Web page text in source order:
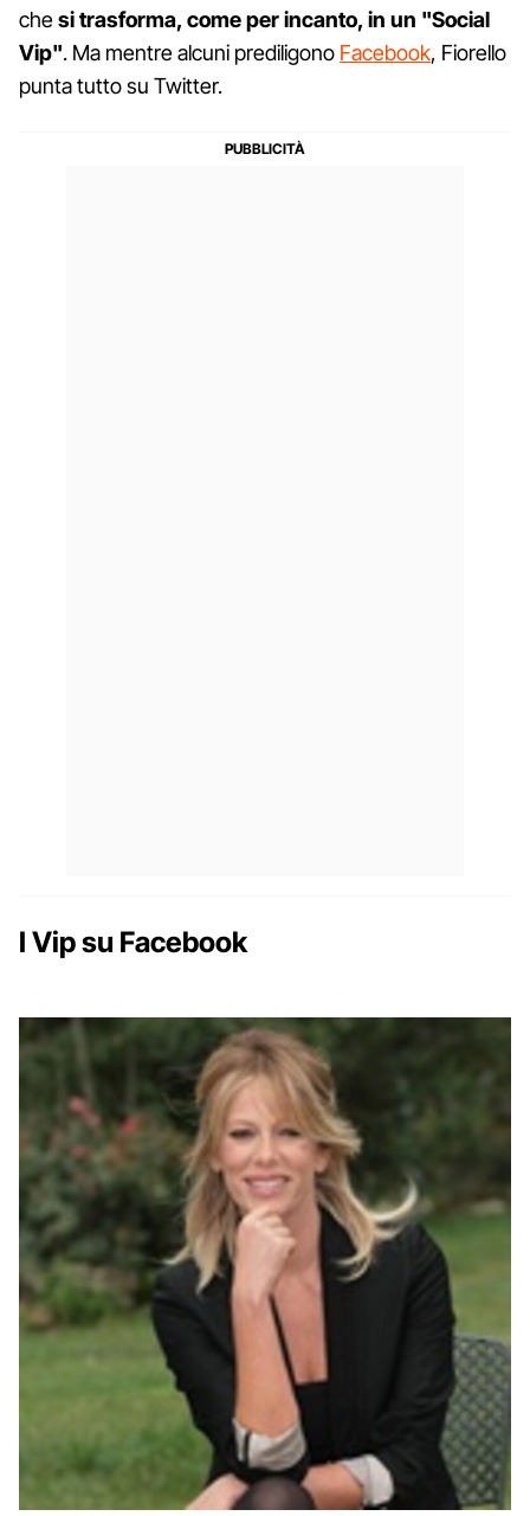
chesi trasforma, come per incanto, in un "Social
Vip". Ma mentre alcuni prediligono Facebook, Fiorello
punta tutto su Twitter.
I Vip su Facebook